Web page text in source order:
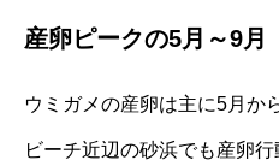
産卵ピークの5月～9月
ウミガメの産卵は主に5月か
ビーチ近辺の砂浜でも産卵